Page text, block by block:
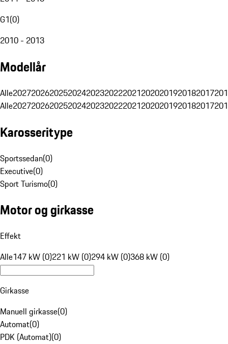
G1(0)
2010 - 2013
Modellår
Alle20272026202520242023202220212020201920182017
Alle20272026202520242023202220212020201920182017
Karosseritype
Sportssedan(0)
Executive(0)
Sport Turismo(0)
Motor og girkasse
Effekt
Alle147 kW (0)221 kW (0)294 kW (0)368 kW (0)
Girkasse
Manuell girkasse(0)
Automat(0)
PDK (Automat)(0)